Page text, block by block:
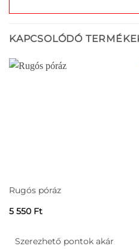
KAPCSOLÓDÓ
Rugós póráz
5 550 Ft
Szerezhető pontok akár